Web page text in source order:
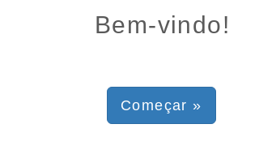
Bem-vindo!
Começar »